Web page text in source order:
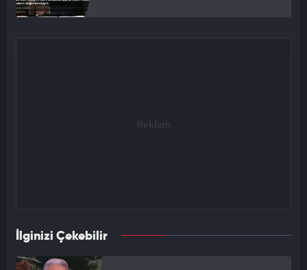
İlginizi Çekebilir